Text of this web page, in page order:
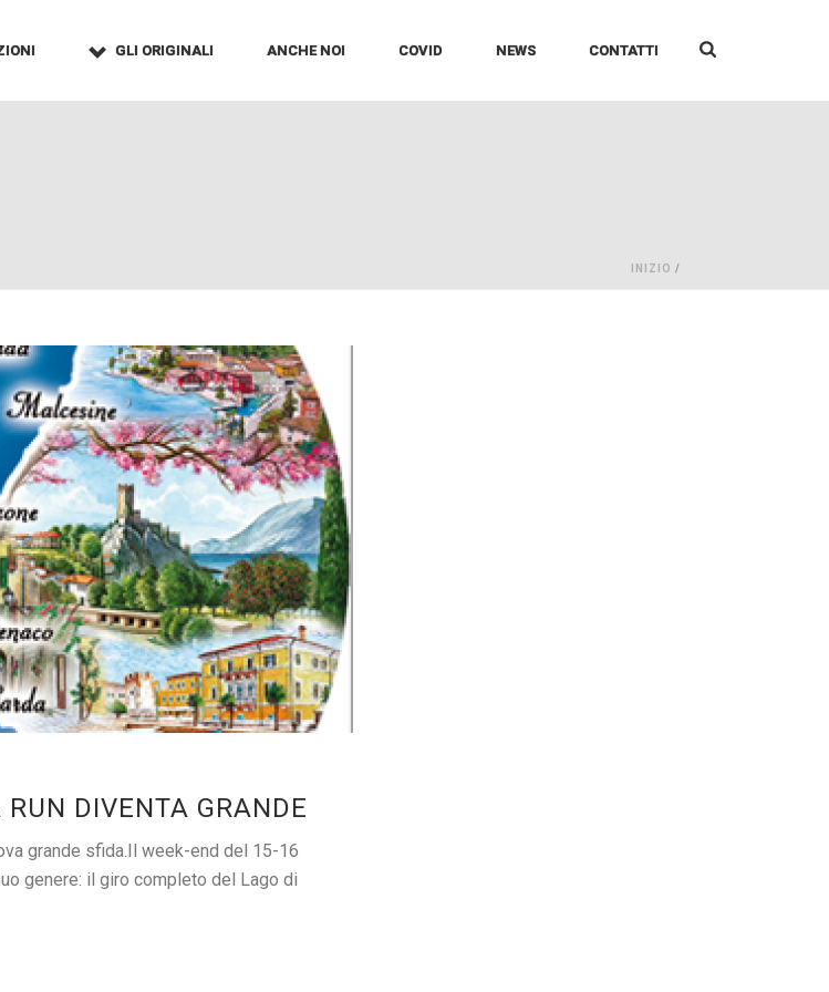
GLI ORIGINALI ANCHE NOI COVID NEWS CONTATTI
INIZIO /
DIVENTA GRANDE
grande sfida.Il week-end del 15-16
genere: il giro completo del Lago di